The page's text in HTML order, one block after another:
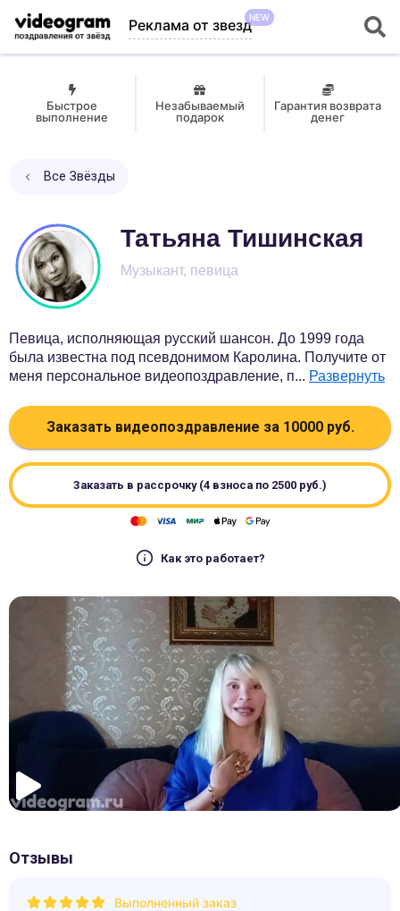
Реклама от звездNEW
Быстрое
выполнение
Незабываемый
подарок
Гарантия возврата
денег
Все Звёзды
Татьяна Тишинская
Музыкант, певица
Певица, исполняющая русский шансон. До 1999 года
была известна под псевдонимом Каролина. Получите от
меня персональное видеопоздравление, п... Развернуть
Заказать видеопоздравление за 10000руб.
Заказать в рассрочку (4 взноса по 2500 руб.)
Как это работает?
Отзывы
Выполненный заказ